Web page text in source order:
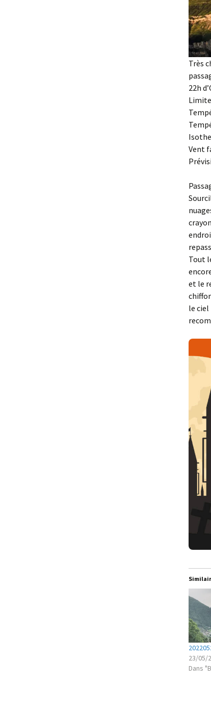
Très
22h
Vent
Tout
et le
le ciel
23/05/
Dans